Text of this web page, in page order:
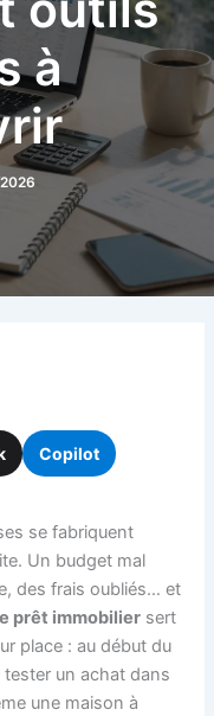
à
Copilot
se fabriquent
Un budget mal
des frais oubliés… et
prêt immobilier sert
place : au début du
tester un achat dans
une maison à